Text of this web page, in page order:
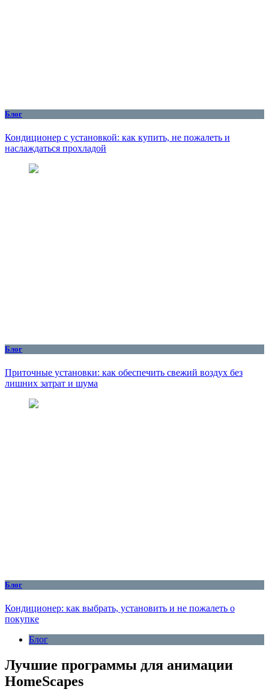
Блог
Кондиционер с установкой: как купить, не пожалеть и
наслаждаться прохладой
Блог
Приточные установки: как обеспечить свежий воздух без
лишних затрат и шума
Блог
Кондиционер: как выбрать, установить и не пожалеть о
покупке
Блог
Лучшие программы для анимации
HomeScapes